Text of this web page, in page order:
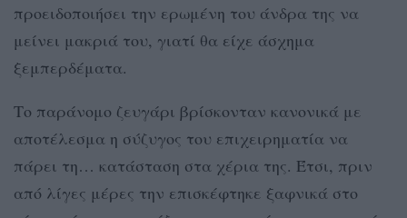
προειδοποιήσει την ερωμένη του άνδρα της να
μείνει μακριά του, γιατί θα είχε άσχημα
ξεμπερδέματα.
Το παράνομο ζευγάρι βρίσκονταν κανονικά με
αποτέλεσμα η σύζυγος του επιχειρηματία να
πάρει τη… κατάσταση στα χέρια της. Έτσι, πριν
από λίγες μέρες την επισκέφτηκε ξαφνικά στο